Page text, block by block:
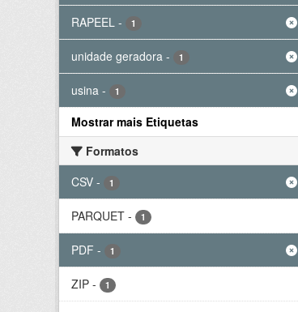
RAPEEL - 1
unidade geradora - 1
usina - 1
Mostrar mais Etiquetas
Formatos
CSV - 1
PARQUET - 1
PDF - 1
ZIP - 1